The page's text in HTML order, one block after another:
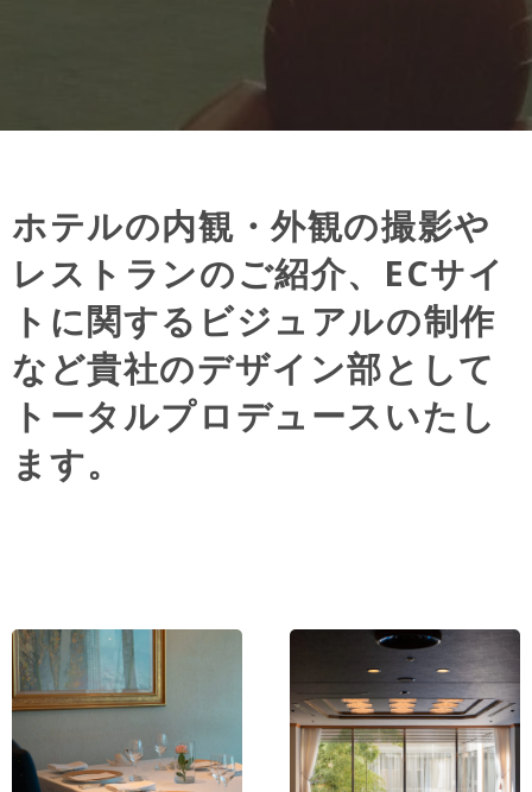
ホテルの内観・外観の撮影や
レストランのご紹介、ECサイ
トに関するビジュアルの制作
など貴社のデザイン部として
トータルプロデュースいたし
ます。